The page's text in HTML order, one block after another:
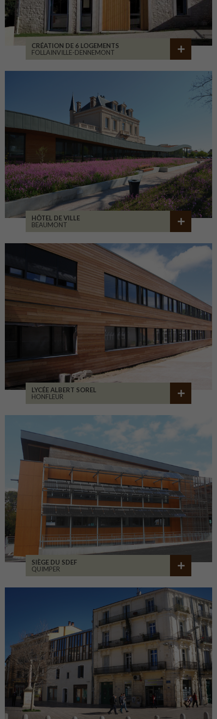
CRÉATION DE 6 LOGEMENTS
FOLLAINVILLE-DENNEMONT
HÔTEL DE VILLE
BEAUMONT
LYCÉE ALBERT SOREL
HONFLEUR
SIÈGE DU SDEF
QUIMPER